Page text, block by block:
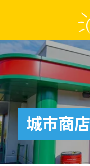
主
要
内
容
城市商店